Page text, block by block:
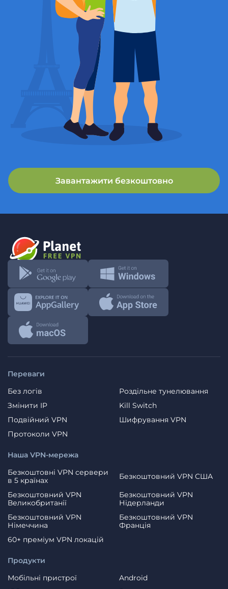
Завантажити безкоштовно
Переваги
Без логів
Роздільне тунелювання
Змінити IP
Kill Switch
Подвійний VPN
Шифрування VPN
Протоколи VPN
Продукти
Мобільні пристрої
Android
Наша VPN-мережа
Безкоштовні VPN сервери
в 5 країнах
Безкоштовний VPN США
Безкоштовний VPN
Великобританії
Безкоштовний VPN
Нідерланди
Безкоштовний VPN
Німеччина
Безкоштовний VPN
Франція
60+ преміум VPN локацій